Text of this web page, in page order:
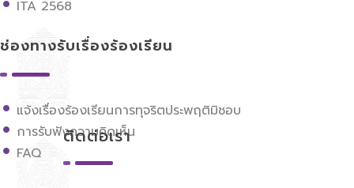
ITA 2568
ช่องทางรับเรื่องร้องเรียน
แจ้งเรื่องร้องเรียนการทุจริตประพฤติมิชอบ
การรับฟังความคิดเห็น
FAQ
ติดต่อเรา